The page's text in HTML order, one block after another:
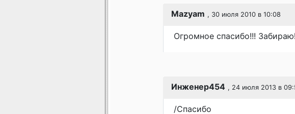
Mazyam , 30 июля 2010 в 10:08
Огромное спасибо!!! Забираю!
Инженер454 , 24 июля 2013 в
/Спасибо